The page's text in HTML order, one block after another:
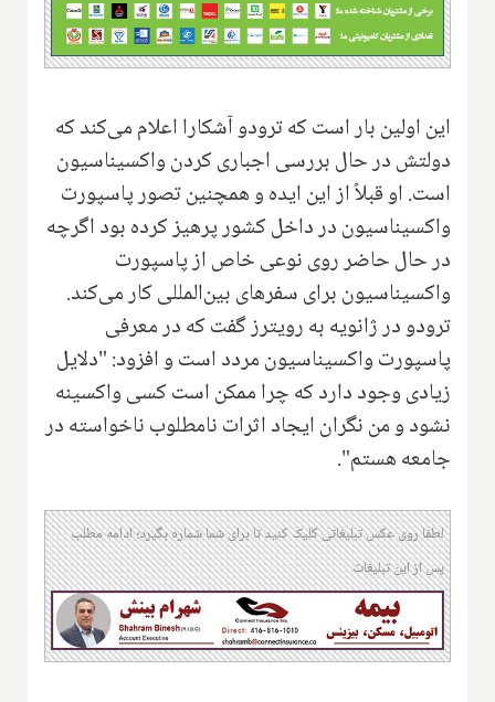
این اولین بار است که ترودو آشکارا اعلام می‌کند که
دولتش در حال بررسی اجباری کردن واکسیناسیون
است. او قبلاً از این ایده و همچنین تصور پاسپورت
واکسیناسیون در داخل کشور پرهیز کرده بود اگرچه
در حال حاضر روی نوعی خاص از پاسپورت
واکسیناسیون برای سفرهای بین‌المللی کار می‌کند.
ترودو در ژانویه به رویترز گفت که در معرفی
پاسپورت واکسیناسیون مردد است و افزود: "دلایل
زیادی وجود دارد که چرا ممکن است کسی واکسینه
نشود و من نگران ایجاد اثرات نامطلوب ناخواسته در
جامعه هستم".
لطفا روی عکس تبلیغاتی کلیک کنید تا برای شما شماره بگیرد؛ ادامه مطلب
پس از این تبلیغات